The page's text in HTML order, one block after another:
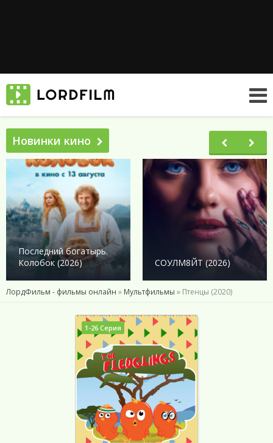
Новинки кино
Последний богатырь.
Колобок (2026)
СОУЛМ8ЙТ (2026)
ЛордФильм - фильмы онлайн » Мультфильмы » Птенцы (2020)
1-26 Серия